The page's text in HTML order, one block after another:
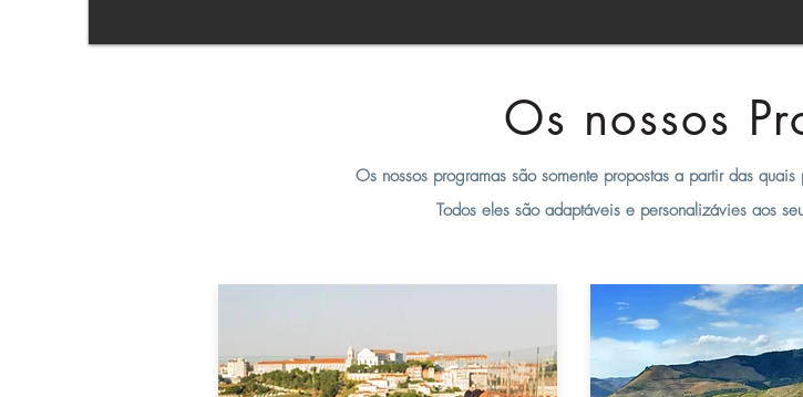
Os nossos
Os nossos programas são somente propostas a partir das
Todos eles são adaptáveis e personalizávies aos